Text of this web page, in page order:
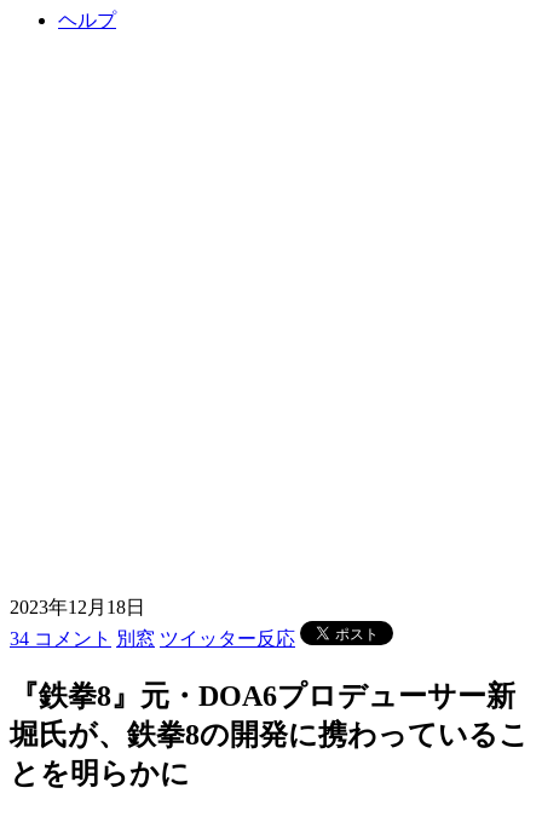
ヘルプ
2023年12月18日
34 コメント 別窓 ツイッター反応
『鉄拳8』元・DOA6プロデューサー新
堀氏が、鉄拳8の開発に携わっているこ
とを明らかに